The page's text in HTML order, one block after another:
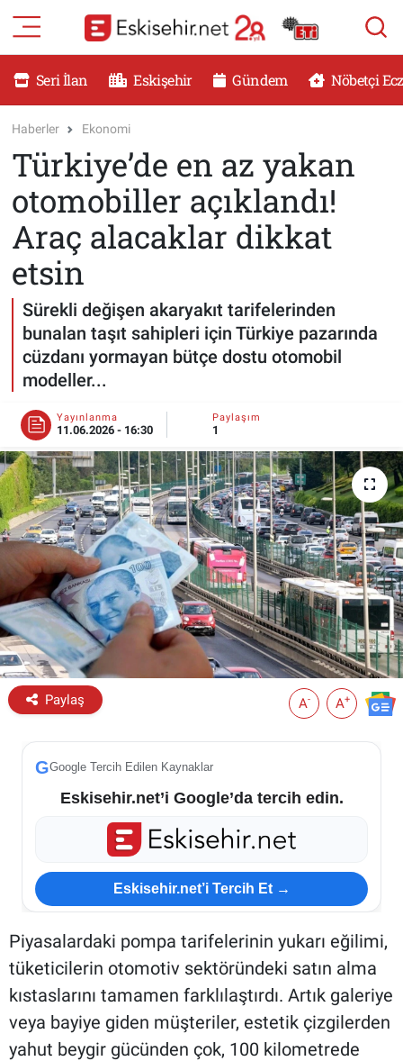
Seri İlan Eskişehir Gündem Nöbetçi
Haberler Ekonomi
Türkiye’de en az yakan
otomobiller açıklandı!
Araç alacaklar dikkat
etsin
Sürekli değişen akaryakıt tarifelerinden
bunalan taşıt sahipleri için Türkiye pazarında
cüzdanı yormayan bütçe dostu otomobil
modeller...
Yayınlanma
11.06.2026 - 16:30
Paylaşım
1
Paylaş A- A+
GGoogle Tercih Edilen Kaynaklar
Eskisehir.net’i Google’da tercih edin.
Eskisehir.net’i Tercih Et →
Piyasalardaki pompa tarifelerinin yukarı eğilimi,
tüketicilerin otomotiv sektöründeki satın alma
kıstaslarını tamamen farklılaştırdı. Artık galeriye
veya bayiye giden müşteriler, estetik çizgilerden
yahut beygir gücünden çok, 100 kilometrede
RESMİ İLANLAR
DÜNYA
SAĞLIK
MAGAZİN
KADIN
TEKNOLOJİ
YEMEK
ESKİŞEHİR NÖBETÇİ ECZANELER
Eskişehir Haber İçerikleri
Eskişehir Hava Durumu
Eskişehir Tramvay Saatleri
Eskişehir Otobüs Saatleri
Eskişehir Nöbetçi Eczaneler
Eskişehir Namaz Vakitleri
Eskişehir Trafik Yoğunluk Haritası
Süper Lig Puan Durumu ve Fikstür
Tüm Manşetler
Son Dakika Haberleri
Haber Arşivi